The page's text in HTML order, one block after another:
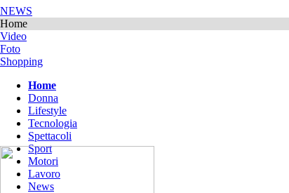
NEWS
Home
Video
Foto
Shopping
Home
Donna
Lifestyle
Tecnologia
Spettacoli
Sport
Motori
Lavoro
News